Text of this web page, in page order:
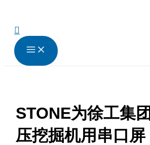
搜
索
STONE为徐工集
压挖掘机用串口屏